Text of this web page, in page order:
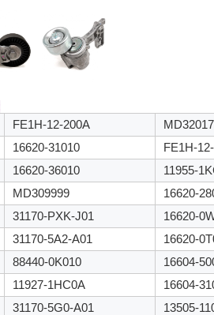
FE1H-12-200A
16620-31010
FE1H-
16620-36010
11955-
MD309999
16620-
31170-PXK-J01
16620-
31170-5A2-A01
16620-
88440-0K010
16604-
11927-1HC0A
16604-
31170-5G0-A01
13505-